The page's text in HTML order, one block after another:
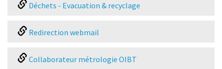
Déchets - Evacuation & recyclage
Redirection webmail
Collaborateur métrologie OIBT